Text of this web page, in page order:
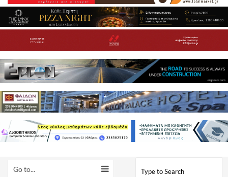
Go to...